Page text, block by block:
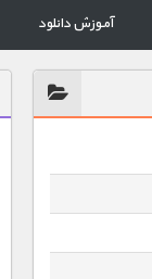
آموزش دانلود